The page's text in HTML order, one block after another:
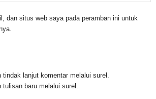
dan situs web saya pada peramban ini untuk
lanjut komentar melalui surel.
baru melalui surel.